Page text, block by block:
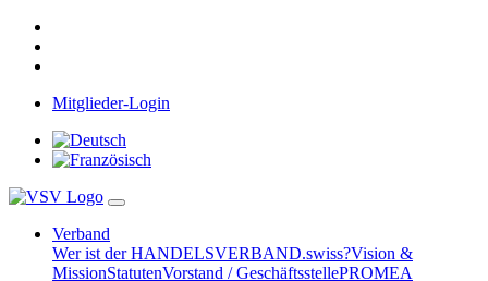
Mitglieder-Login
Verband
Wer ist der HANDELSVERBAND.swiss?Vision &
MissionStatutenVorstand / GeschäftsstellePROMEA